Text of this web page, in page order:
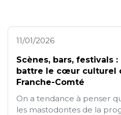
11/01/2026
Scènes, bars, festivals
battre le cœur culturel
Franche-Comté
On a tendance à penser
les mastodontes de la